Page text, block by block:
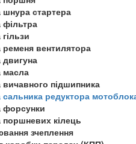
шнура стартера
фільтра
ременя вентилятора
двигуна
масла
вичавного підшипника
сальника редуктора
форсунки
поршневих кілець
зчеплення